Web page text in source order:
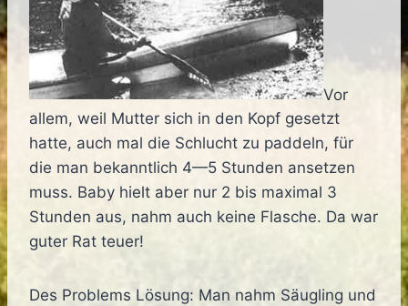
Vor
allem, weil Mutter sich in den Kopf gesetzt
hatte, auch mal die Schlucht zu paddeln, für
die man bekanntlich 4—5 Stunden ansetzen
muss. Baby hielt aber nur 2 bis maximal 3
Stunden aus, nahm auch keine Flasche. Da war
guter Rat teuer!
Des Problems Lösung: Man nahm Säugling und